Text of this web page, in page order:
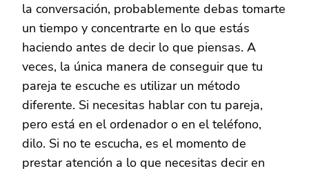
la conversación, probablemente debas tomarte
un tiempo y concentrarte en lo que estás
haciendo antes de decir lo que piensas. A
veces, la única manera de conseguir que tu
pareja te escuche es utilizar un método
diferente. Si necesitas hablar con tu pareja,
pero está en el ordenador o en el teléfono,
dilo. Si no te escucha, es el momento de
prestar atención a lo que necesitas decir en